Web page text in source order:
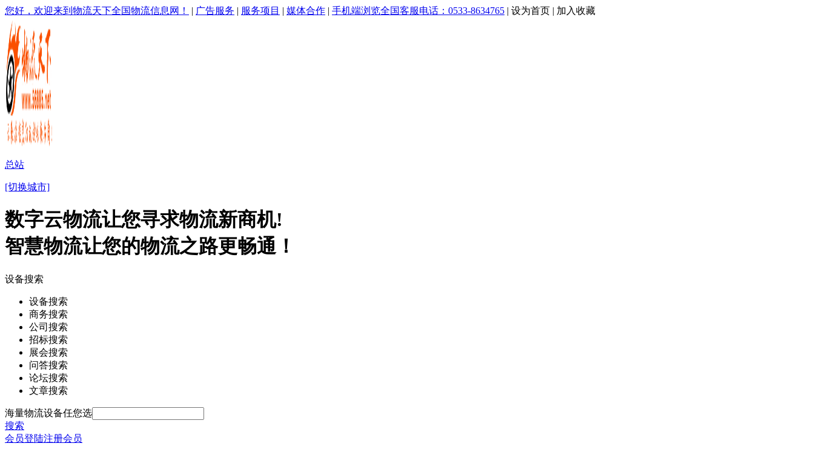
您好，欢迎来到物流天下全国物流信息网！ | 广告服务 | 服务项目 | 媒体合作 | 手机端浏览全国客服电话：0533-8634765 | 设为首页 | 加入收藏
总站
[切换城市]
数字云物流让您寻求物流新商机!
智慧物流让您的物流之路更畅通！
设备搜索
设备搜索
商务搜索
公司搜索
招标搜索
展会搜索
问答搜索
论坛搜索
文章搜索
海量物流设备任您选
搜索
会员登陆注册会员